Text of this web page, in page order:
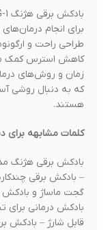
برای انجام درمان‌های
طراحی راحت و
کاهش استرس کمک
زمان و روش‌های درمانی
که به دنبال روشی آسان
هستند.
کلمات مشابهه برای
– بادکش برقی چندکاره
گجت ماساژ و بادکش
بادکش درمانی برای
قابل شارژ – بادکش